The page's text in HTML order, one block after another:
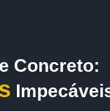
Concreto: